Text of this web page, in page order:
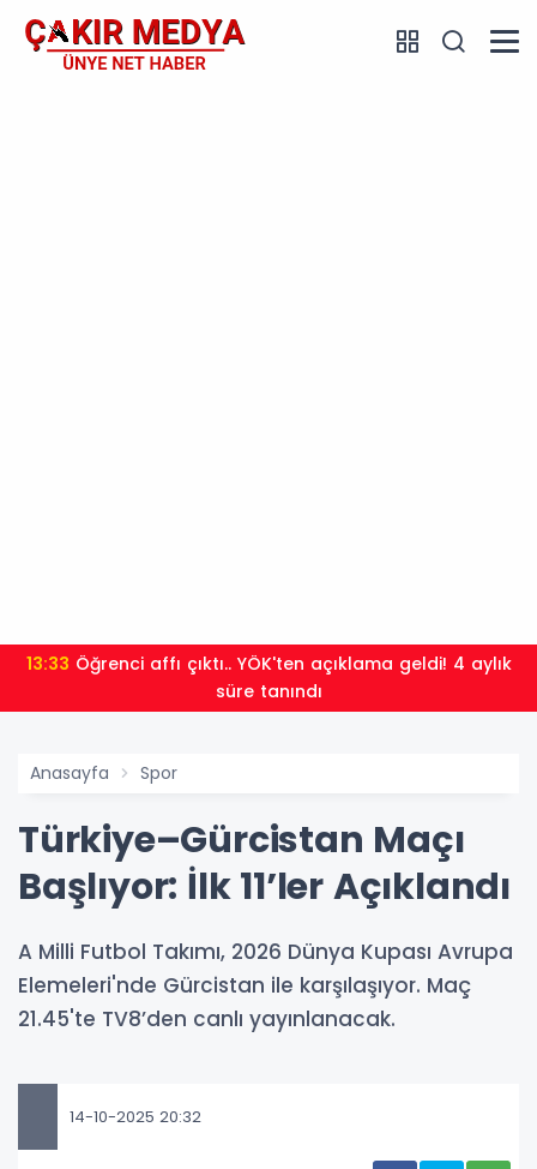
13:33
süre tanındı
Anasayfa Spor
Türkiye–Gürcistan Maçı
Başlıyor: İlk 11’ler Açıklandı
A Milli Futbol Takımı, 2026 Dünya Kupası Avrupa
Elemeleri'nde Gürcistan ile karşılaşıyor. Maç
21.45'te TV8’den canlı yayınlanacak.
14-10-2025 20:32